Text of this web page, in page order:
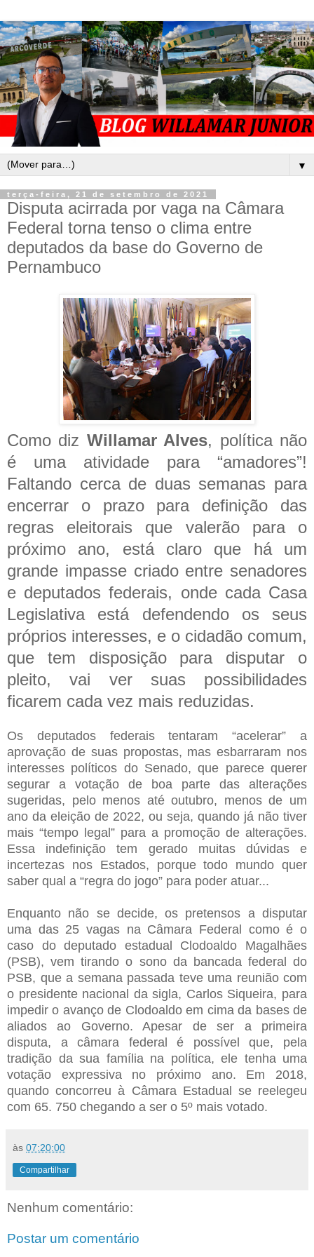
▼
terça-feira, 21 de setembro de 2021
Disputa acirrada por vaga na Câmara
Federal torna tenso o clima entre
deputados da base do Governo de
Pernambuco
Como diz Willamar Alves, política não
é uma atividade para “amadores”!
Faltando cerca de duas semanas para
encerrar o prazo para definição das
regras eleitorais que valerão para o
próximo ano, está claro que há um
grande impasse criado entre senadores
e deputados federais, onde cada Casa
Legislativa está defendendo os seus
próprios interesses, e o cidadão comum,
que tem disposição para disputar o
pleito, vai ver suas possibilidades
ficarem cada vez mais reduzidas.
Os deputados federais tentaram “acelerar” a
aprovação de suas propostas, mas esbarraram nos
interesses políticos do Senado, que parece querer
segurar a votação de boa parte das alterações
sugeridas, pelo menos até outubro, menos de um
ano da eleição de 2022, ou seja, quando já não tiver
mais “tempo legal” para a promoção de alterações.
Essa indefinição tem gerado muitas dúvidas e
incertezas nos Estados, porque todo mundo quer
saber qual a “regra do jogo” para poder atuar...
Enquanto não se decide, os pretensos a disputar
uma das 25 vagas na Câmara Federal como é o
caso do deputado estadual Clodoaldo Magalhães
(PSB), vem tirando o sono da bancada federal do
PSB, que a semana passada teve uma reunião com
o presidente nacional da sigla, Carlos Siqueira, para
impedir o avanço de Clodoaldo em cima da bases de
aliados ao Governo. Apesar de ser a primeira
disputa, a câmara federal é possível que, pela
tradição da sua família na política, ele tenha uma
votação expressiva no próximo ano. Em 2018,
quando concorreu à Câmara Estadual se reelegeu
com 65. 750 chegando a ser o 5º mais votado.
às 07:20:00
Compartilhar
Nenhum comentário:
Postar um comentário